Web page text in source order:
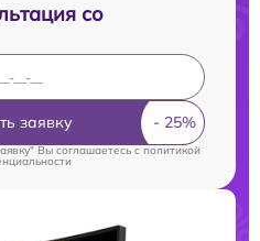
со
заявку
Вы соглашаетесь cполитикой